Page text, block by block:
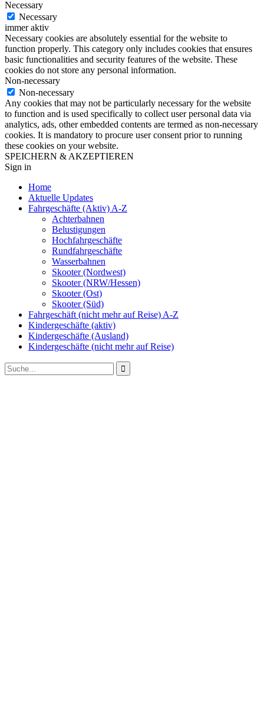
Necessary
Necessary
immer aktiv
Necessary cookies are absolutely essential for the website to
function properly. This category only includes cookies that ensures
basic functionalities and security features of the website. These
cookies do not store any personal information.
Non-necessary
Non-necessary
Any cookies that may not be particularly necessary for the website
to function and is used specifically to collect user personal data via
analytics, ads, other embedded contents are termed as non-necessary
cookies. It is mandatory to procure user consent prior to running
these cookies on your website.
SPEICHERN & AKZEPTIEREN
Sign in
Home
Aktuelle Updates
Fahrgeschäfte (Aktiv) A-Z
Achterbahnen
Belustigungen
Hochfahrgeschäfte
Rundfahrgeschäfte
Wasserbahnen
Skooter (Nordwest)
Skooter (NRW/Hessen)
Skooter (Ost)
Skooter (Süd)
Fahrgeschäft (nicht mehr auf Reise) A-Z
Kindergeschäfte (aktiv)
Kindergeschäfte (Ausland)
Kindergeschäfte (nicht mehr auf Reise)